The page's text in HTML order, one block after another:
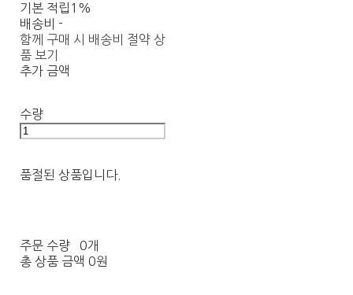
기본 적립 1%
배송비 -
함께 구매 시 배송비 절약 상
품 보기
추가 금액
수량
품절된 상품입니다.
주문 수량
0개
총 상품 금액 0원